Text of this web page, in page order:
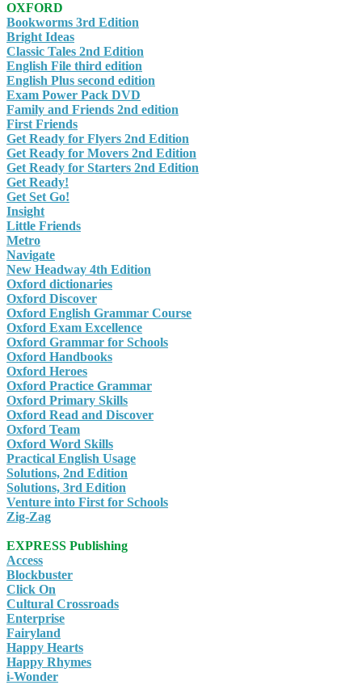
OXFORD
Bookworms 3rd Edition
Bright Ideas
Classic Tales 2nd Edition
English File third edition
English Plus second edition
Exam Power Pack DVD
Family and Friends 2nd edition
First Friends
Get Ready for Flyers 2nd Edition
Get Ready for Movers 2nd Edition
Get Ready for Starters 2nd Edition
Get Ready!
Get Set Go!
Insight
Little Friends
Metro
Navigate
New Headway 4th Edition
Oxford dictionaries
Oxford Discover
Oxford English Grammar Course
Oxford Exam Excellence
Oxford Grammar for Schools
Oxford Handbooks
Oxford Heroes
Oxford Practice Grammar
Oxford Primary Skills
Oxford Read and Discover
Oxford Team
Oxford Word Skills
Practical English Usage
Solutions, 2nd Edition
Solutions, 3rd Edition
Venture into First for Schools
Zig-Zag
EXPRESS Publishing
Access
Blockbuster
Click On
Cultural Crossroads
Enterprise
Fairyland
Happy Hearts
Happy Rhymes
i-Wonder